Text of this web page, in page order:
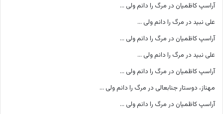
آراسپ کاظمیان در مرگ را دانم ولی …
علی نبید در مرگ را دانم ولی …
آراسپ کاظمیان در مرگ را دانم ولی …
علی نبید در مرگ را دانم ولی …
آراسپ کاظمیان در مرگ را دانم ولی …
مهناز، دوستار جنابعالی در مرگ را دانم ولی …
آراسپ کاظمیان در مرگ را دانم ولی …